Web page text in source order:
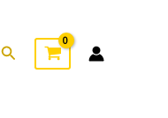
Search